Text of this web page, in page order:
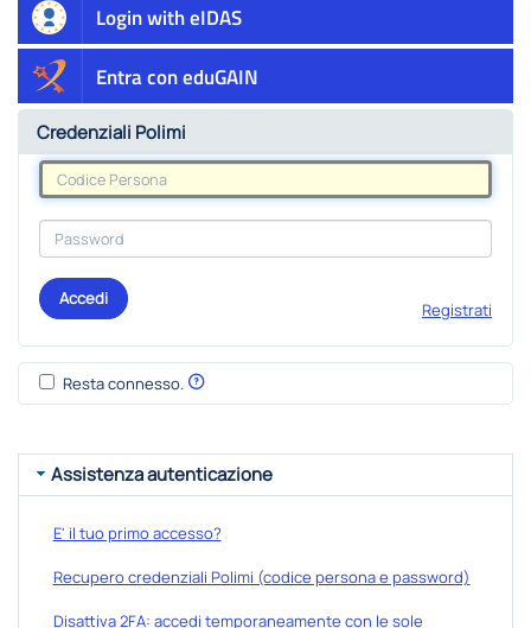
Login with eIDAS
Entra con eduGAIN
Credenziali Polimi
Accedi
Registrati
Resta connesso.
Assistenza autenticazione
E' il tuo primo accesso?
Recupero credenziali Polimi (codice persona e password)
Disattiva 2FA: accedi temporaneamente con le sole